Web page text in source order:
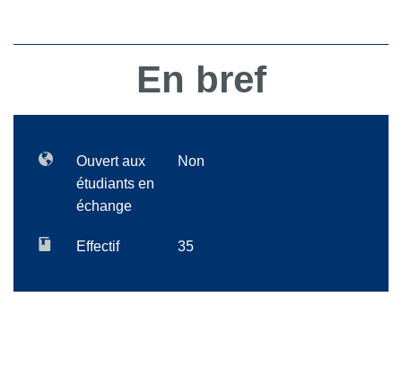
En bref
Ouvert aux
étudiants en
échange
Non
Effectif 35